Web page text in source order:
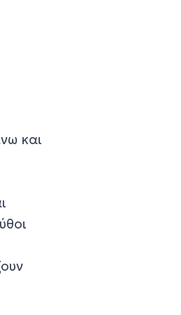
και